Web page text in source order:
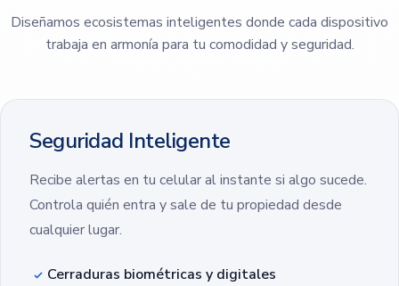
Diseñamos ecosistemas inteligentes donde cada dispositivo
trabaja en armonía para tu comodidad y seguridad.
Seguridad Inteligente
Recibe alertas en tu celular al instante si algo sucede.
Controla quién entra y sale de tu propiedad desde
cualquier lugar.
Cerraduras biométricas y digitales